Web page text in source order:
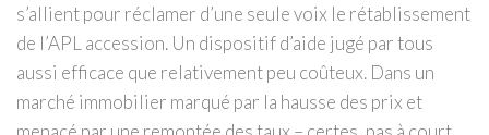
s’allient pour réclamer d’une seule voix le rétablissement
de l’APL accession. Un dispositif d’aide jugé par tous
aussi efficace que relativement peu coûteux. Dans un
marché immobilier marqué par la hausse des prix et